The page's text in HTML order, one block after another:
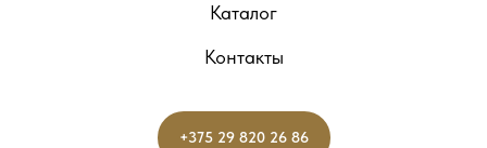
Каталог
Контакты
+375 29 820 26 86